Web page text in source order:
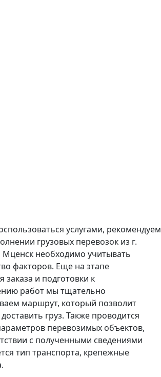
услугами, рекомендуем
грузовых перевозок из г.
Мценск необходимо учитывать
факторов. Еще на этапе
заказа и подготовки к
работ мы тщательно
маршрут, который позволит
груз. Также проводится
перевозимых объектов,
с полученными сведениями
тип транспорта, крепежные